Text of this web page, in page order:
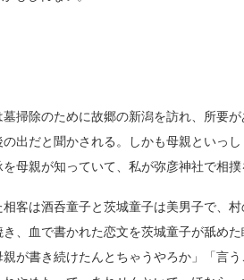
掃除のために故郷の新潟を訪れ、所要
の出だと聞かされる。しかも母親といっ
母親が知っていて、私が弥彦神社で相
客は酒呑童子と茨城童子は美男子で、
、血で書かれた恋文を茨城童子が舐め
親が書き続けたんとちゃうやろか」「言